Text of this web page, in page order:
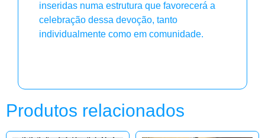
inseridas numa estrutura que favorecerá a
celebração dessa devoção, tanto
individualmente como em comunidade.
Produtos relacionados